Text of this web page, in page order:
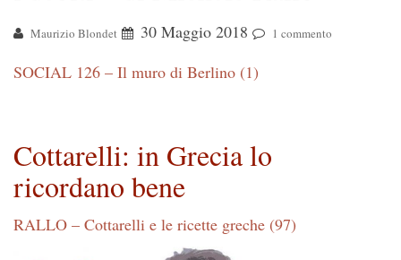
Maurizio Blondet 30 Maggio 2018 1 commento
SOCIAL 126 – Il muro di Berlino (1)
Cottarelli: in Grecia lo
ricordano bene
RALLO – Cottarelli e le ricette greche (97)